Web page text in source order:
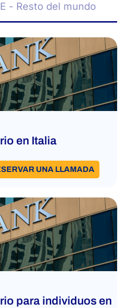
- Resto del mundo
en Italia
UNA LLAMADA
para individuos en